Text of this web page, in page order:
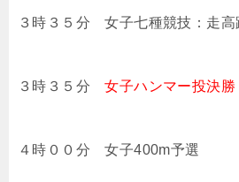
３時３５分 女子七種競技：走高
３時３５分女子ハンマー投決勝
４時００分 女子400m予選